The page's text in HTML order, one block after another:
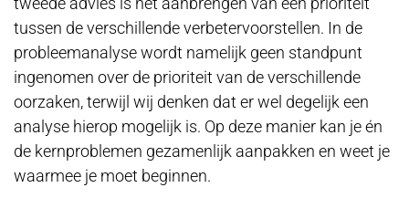
tussen de verschillende verbetervoorstellen. In de
probleemanalyse wordt namelijk geen standpunt
ingenomen over de prioriteit van de verschillende
oorzaken, terwijl wij denken dat er wel degelijk een
analyse hierop mogelijk is. Op deze manier kan je én
de kernproblemen gezamenlijk aanpakken en weet je
waarmee je moet beginnen.